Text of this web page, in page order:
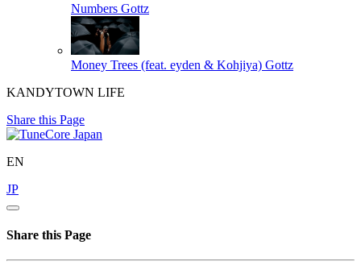
Numbers Gottz
Money Trees (feat. eyden & Kohjiya) Gottz
KANDYTOWN LIFE
Share this Page
EN
JP
Share this Page